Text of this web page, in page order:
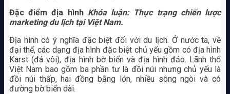
Đặc điểm địa hình Khóa luận: Thực trạng chiến lược
marketing du lịch tại Việt Nam.
Địa hình có ý nghĩa đặc biệt đối với du lịch. Ở nước ta, về
đại thể, các dạng địa hình đặc biệt chủ yếu gồm có địa hình
Karst (đá vôi), địa hình bờ biển và địa hình đảo. Lãnh thổ
Việt Nam bao gồm ba phần tư là đồi núi nhưng chủ yếu là
đồi núi thấp, hai đồng bằng lớn, nhiều sông ngòi và có
đường bờ biển dài.